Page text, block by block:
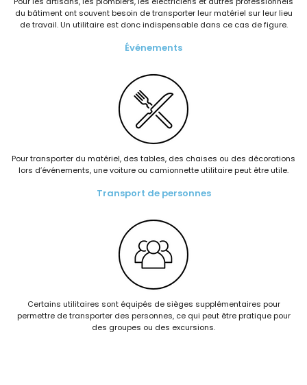
du bâtiment ont souvent besoin de transporter leur matériel sur leur lieu
de travail. Un utilitaire est donc indispensable dans ce cas de figure.
Événements
Pour transporter du matériel, des tables, des chaises ou des décorations
lors d’événements, une voiture ou camionnette utilitaire peut être utile.
Transport de personnes
Certains utilitaires sont équipés de sièges supplémentaires pour
permettre de transporter des personnes, ce qui peut être pratique pour
des groupes ou des excursions.